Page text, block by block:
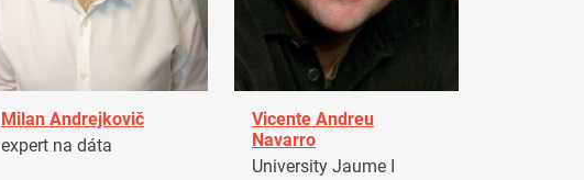
Milan Andrejkovič
expert na dáta
Vicente Andreu
Navarro
University Jaume I